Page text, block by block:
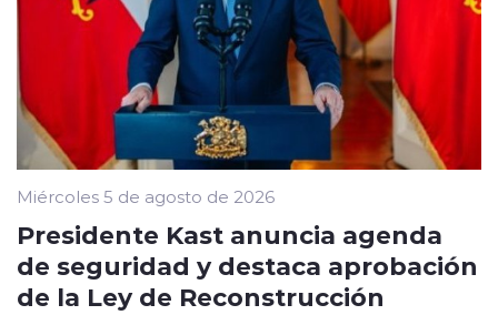
Miércoles 5 de agosto de 2026
Presidente Kast anuncia agenda
de seguridad y destaca aprobación
de la Ley de Reconstrucción